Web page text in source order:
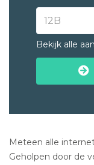
Bekijk alle
Meteen alle
Geholpen door de